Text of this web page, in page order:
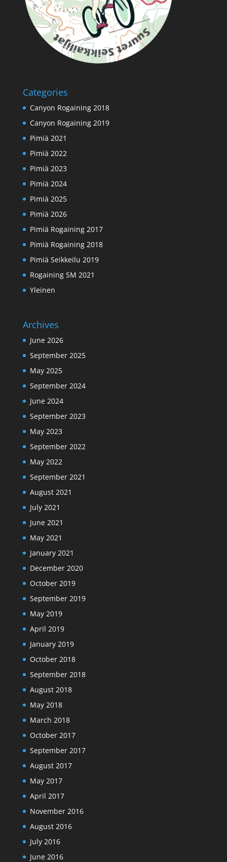
Categories
Canyon Rogaining 2018
Canyon Rogaining 2019
Pimiä 2021
Pimiä 2022
Pimiä 2023
Pimiä 2024
Pimiä 2025
Pimiä 2026
Pimiä Rogaining 2017
Pimiä Rogaining 2018
Pimiä Seikkeilu 2019
Rogaining SM 2021
Yleinen
Archives
June 2026
September 2025
May 2025
September 2024
June 2024
September 2023
May 2023
September 2022
May 2022
September 2021
August 2021
July 2021
June 2021
May 2021
January 2021
December 2020
October 2019
September 2019
May 2019
April 2019
January 2019
October 2018
September 2018
August 2018
May 2018
March 2018
October 2017
September 2017
August 2017
May 2017
April 2017
November 2016
August 2016
July 2016
June 2016